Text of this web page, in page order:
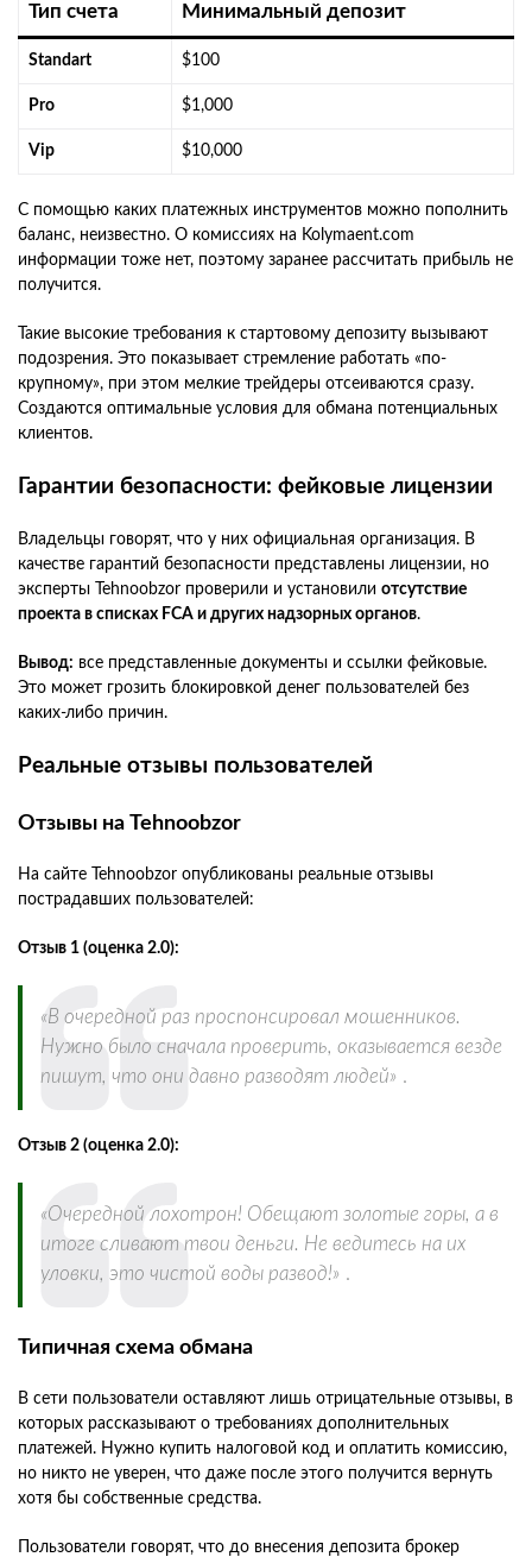
Тип счета Минимальный депозит
Standart $100
Pro $1,000
Vip $10,000
С помощью каких платежных инструментов можно пополнить
баланс, неизвестно. О комиссиях на Kolymaent.com
информации тоже нет, поэтому заранее рассчитать прибыль не
получится.
Такие высокие требования к стартовому депозиту вызывают
подозрения. Это показывает стремление работать «по-
крупному», при этом мелкие трейдеры отсеиваются сразу.
Создаются оптимальные условия для обмана потенциальных
клиентов.
Гарантии безопасности: фейковые лицензии
Владельцы говорят, что у них официальная организация. В
качестве гарантий безопасности представлены лицензии, но
эксперты Tehnoobzor проверили и установили отсутствие
проекта в списках FCA и других надзорных органов.
Вывод: все представленные документы и ссылки фейковые.
Это может грозить блокировкой денег пользователей без
каких-либо причин.
Реальные отзывы пользователей
Отзывы на Tehnoobzor
На сайте Tehnoobzor опубликованы реальные отзывы
пострадавших пользователей:
Отзыв 1 (оценка 2.0):
«В очередной раз проспонсировал мошенников.
Нужно было сначала проверить, оказывается везде
пишут, что они давно разводят людей» .
Отзыв 2 (оценка 2.0):
«Очередной лохотрон! Обещают золотые горы, а в
итоге сливают твои деньги. Не ведитесь на их
уловки, это чистой воды развод!» .
Типичная схема обмана
В сети пользователи оставляют лишь отрицательные отзывы, в
которых рассказывают о требованиях дополнительных
платежей. Нужно купить налоговой код и оплатить комиссию,
но никто не уверен, что даже после этого получится вернуть
хотя бы собственные средства.
Пользователи говорят, что до внесения депозита брокер